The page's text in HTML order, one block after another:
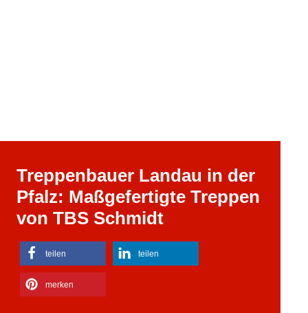
Treppenbauer Landau in der
Pfalz: Maßgefertigte Treppen
von TBS Schmidt
teilen teilen
merken